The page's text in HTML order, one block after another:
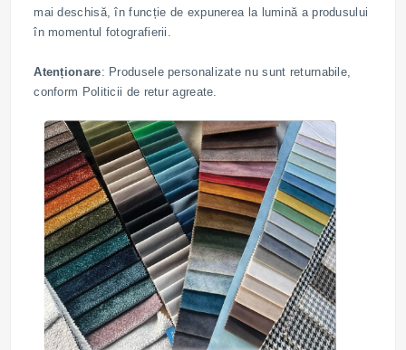
mai deschisă, în funcție de expunerea la lumină a produsului
în momentul fotografierii.
Atenționare: Produsele personalizate nu sunt returnabile,
conform Politicii de retur agreate.